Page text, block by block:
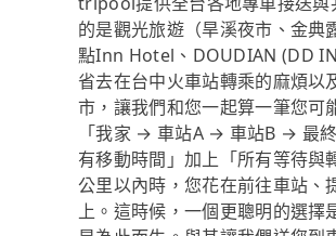
的是觀光旅遊（旱溪夜市、金
點Inn Hotel、DOUDIAN (DD
省去在台中火車站轉乘的麻煩以
市，讓我們和您一起算一筆您可
「我家 → 車站A → 車站B → 最
有移動時間」加上「所有等待
公里以內時，您花在前往車站、
上。這時候，一個更聰明的選